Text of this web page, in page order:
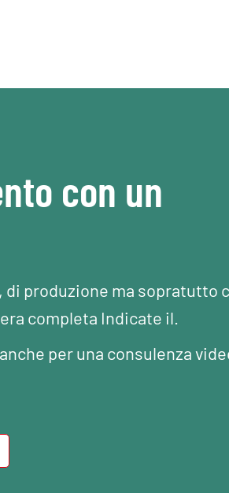
con un
produzione ma sopratutto
completa Indicate il.
per una consulenza